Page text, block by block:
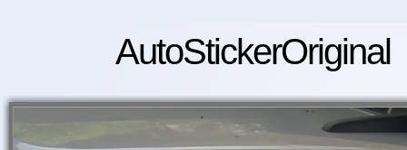
AutoStickerOriginal